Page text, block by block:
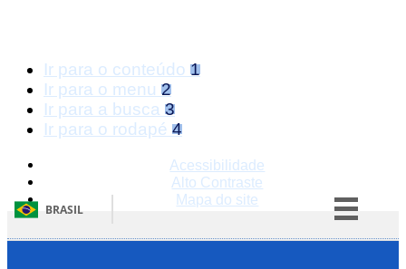
Ir para o conteúdo 1
Ir para o menu 2
Ir para a busca 3
Ir para o rodapé 4
Acessibilidade
Alto Contraste
Mapa do site
BRASIL
Simplifique!